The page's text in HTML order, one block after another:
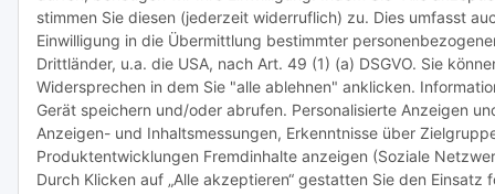
stimmen Sie diesen (jederzeit widerruflich) zu. Dies umfasst
Einwilligung in die Übermittlung bestimmter
Drittländer, u.a. die USA, nach Art. 49 (1) (a) DSGVO. Sie
Widersprechen in dem Sie "alle ablehnen" anklicken.
Gerät speichern und/oder abrufen. Personalisierte Anzeigen
Anzeigen- und Inhaltsmessungen, Erkenntnisse über
Produktentwicklungen Fremdinhalte anzeigen (Soziale
Durch Klicken auf „Alle akzeptieren“ gestatten Sie den Einsatz